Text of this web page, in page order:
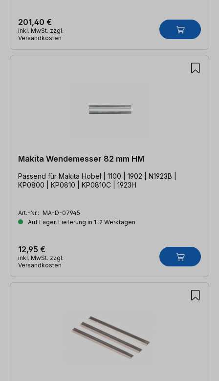
201,40 €
inkl. MwSt. zzgl.
Versandkosten
Makita Wendemesser 82 mm HM
Passend für Makita Hobel | 1100 | 1902 | N1923B |
KP0800 | KP0810 | KP0810C | 1923H
Art.-Nr.: MA-D-07945
Auf Lager, Lieferung in 1-2 Werktagen
12,95 €
inkl. MwSt. zzgl.
Versandkosten